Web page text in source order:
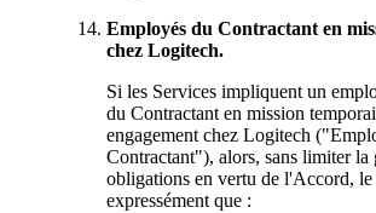
Employés du Contractant en
chez Logitech.
Si les Services impliquent un
du Contractant en mission
engagement chez Logitech
Contractant"), alors, sans limiter la
obligations en vertu de l'Accord, le
expressément que :